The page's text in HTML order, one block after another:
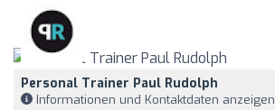
Personal Trainer Paul Rudolph
Informationen und Kontaktdaten anzeigen